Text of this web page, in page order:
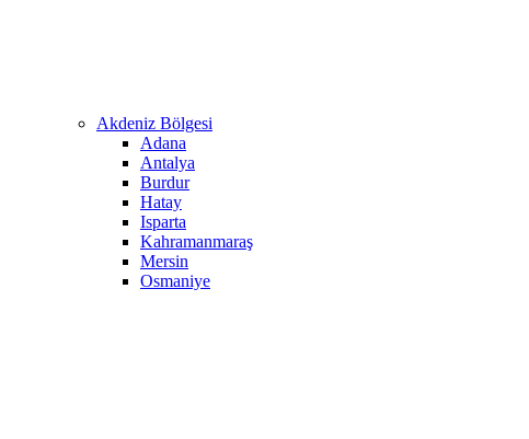
Akdeniz Bölgesi
Adana
Antalya
Burdur
Hatay
Isparta
Kahramanmaraş
Mersin
Osmaniye